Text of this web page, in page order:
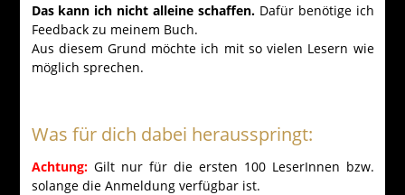
Das kann ich nicht alleine schaffen.Dafür benötige ich
Feedback zu meinem Buch.
Aus diesem Grund möchte ich mit so vielen Lesern wie
möglich sprechen.
Was für dich dabei herausspringt:
Achtung:Gilt nur für die ersten 100 LeserInnen bzw.
solange die Anmeldung verfügbar ist.